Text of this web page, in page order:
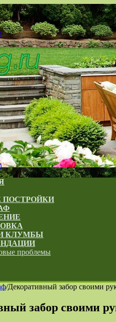
2026
ПОСТРОЙКИ
КЛУМБЫ
проблемы
/Декоративный забор своими
забор своими